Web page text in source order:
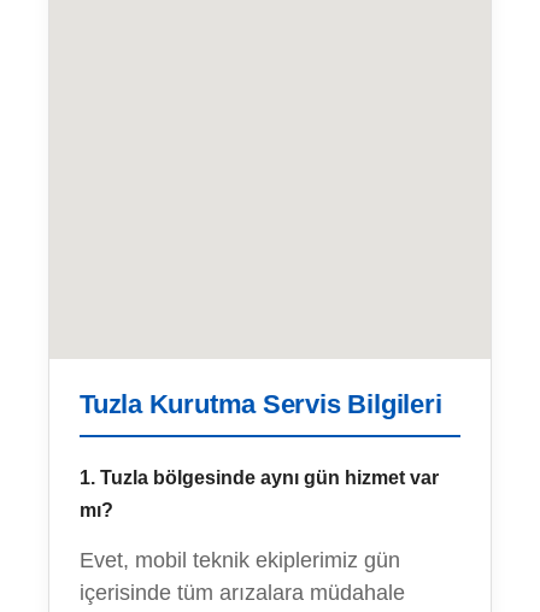
Tuzla Kurutma Servis Bilgileri
1. Tuzla bölgesinde aynı gün hizmet var
mı?
Evet, mobil teknik ekiplerimiz gün
içerisinde tüm arızalara müdahale